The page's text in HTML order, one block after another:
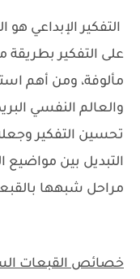
التفكير الإبداعي
على التفكير بطريقة
مألوفة، ومن أهم
والعالم النفسي
تحسين التفكير
التبديل بين مواضيع
مراحل شبهها
خصائص القبعات